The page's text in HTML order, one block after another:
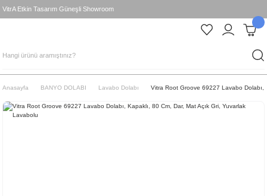
VitrA Etkin Tasarım Güneşli Showroom
Anasayfa BANYO DOLABI Lavabo Dolabı Vitra Root Groove 69227 Lavabo Dolabı,